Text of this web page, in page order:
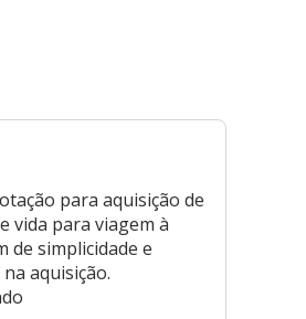
para aquisição de
vida para viagem à
de simplicidade e
aquisição.